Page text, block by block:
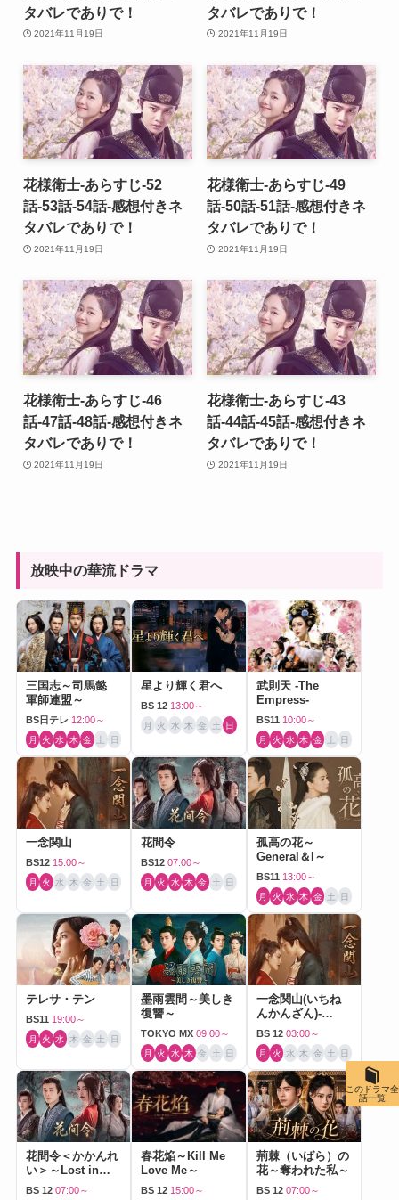
タバレでありで！
2021年11月19日
タバレでありで！
2021年11月19日
花様衛士-あらすじ-52
話-53話-54話-感想付きネ
タバレでありで！
2021年11月19日
花様衛士-あらすじ-49
話-50話-51話-感想付きネ
タバレでありで！
2021年11月19日
花様衛士-あらすじ-46
話-47話-48話-感想付きネ
タバレでありで！
2021年11月19日
花様衛士-あらすじ-43
話-44話-45話-感想付きネ
タバレでありで！
2021年11月19日
放映中の華流ドラマ
三国志～司馬懿
軍師連盟～
BS日テレ 12:00～
月 火 水 木 金 土 日
星より輝く君へ
BS 12 13:00～
月 火 水 木 金 土 日
武則天 -The
Empress-
BS11 10:00～
月 火 水 木 金 土 日
一念関山
BS12 15:00～
月 火 水 木 金 土 日
花間令
BS12 07:00～
月 火 水 木 金 土 日
孤高の花～
General＆I～
BS11 13:00～
月 火 水 木 金 土 日
テレサ・テン
BS11 19:00～
月 火 水 木 金 土 日
墨雨雲間～美しき
復讐～
TOKYO MX 09:00～
月 火 水 木 金 土 日
一念関山(いちね
んかんざん)-
Journey to Love-
BS 12 03:00～
月 火 水 木 金 土 日
花間令＜かかんれ
い＞～Lost in
Love～
BS 12 07:00～
春花焔～Kill Me
Love Me～
BS 12 15:00～
荊棘（いばら）の
花～奪われた私～
BS 12 07:00～
このドラマ全
話一覧